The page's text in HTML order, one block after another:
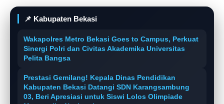
📌 Kabupaten Bekasi
Wakapolres Metro Bekasi Goes to Campus, Perkuat
Sinergi Polri dan Civitas Akademika Universitas
Pelita Bangsa
Prestasi Gemilang! Kepala Dinas Pendidikan
Kabupaten Bekasi Datangi SDN Karangsambung
03, Beri Apresiasi untuk Siswi Lolos Olimpiade